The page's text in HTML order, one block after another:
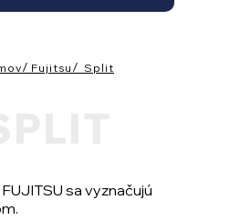
Fujitsu Split
sa vyznačujú